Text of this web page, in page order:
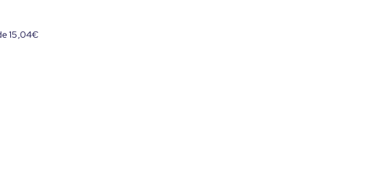
15,04€